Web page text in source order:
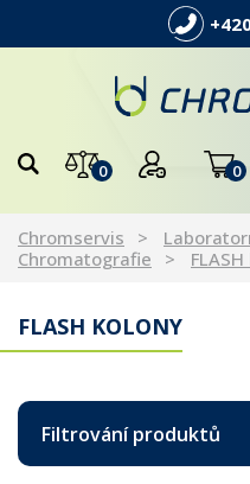
0 0
Chromservis
Chromatografie
FLASH KOLONY
Filtrování produktů